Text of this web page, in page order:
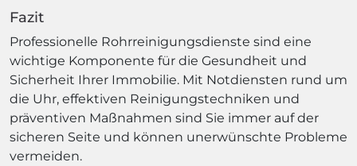
Fazit
Professionelle Rohrreinigungsdienste sind eine
wichtige Komponente für die Gesundheit und
Sicherheit Ihrer Immobilie. Mit Notdiensten rund um
die Uhr, effektiven Reinigungstechniken und
präventiven Maßnahmen sind Sie immer auf der
sicheren Seite und können unerwünschte Probleme
vermeiden.